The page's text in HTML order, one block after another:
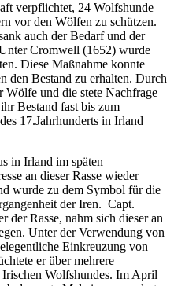
verpflichtet, 24 Wolfshunde
vor den Wölfen zu schützen.
auch der Bedarf und der
Cromwell (1652) wurde
Diese Maßnahme konnte
den Bestand zu erhalten. Durch
Wölfe und die stete Nachfrage
Bestand fast bis zum
17.Jahrhunderts in Irland
in Irland im späten
an dieser Rasse wieder
wurde zu dem Symbol für die
der Iren. Capt.
der Rasse, nahm sich dieser an
Unter der Verwendung von
Einkreuzung von
er über mehrere
Irischen Wolfshundes. Im April